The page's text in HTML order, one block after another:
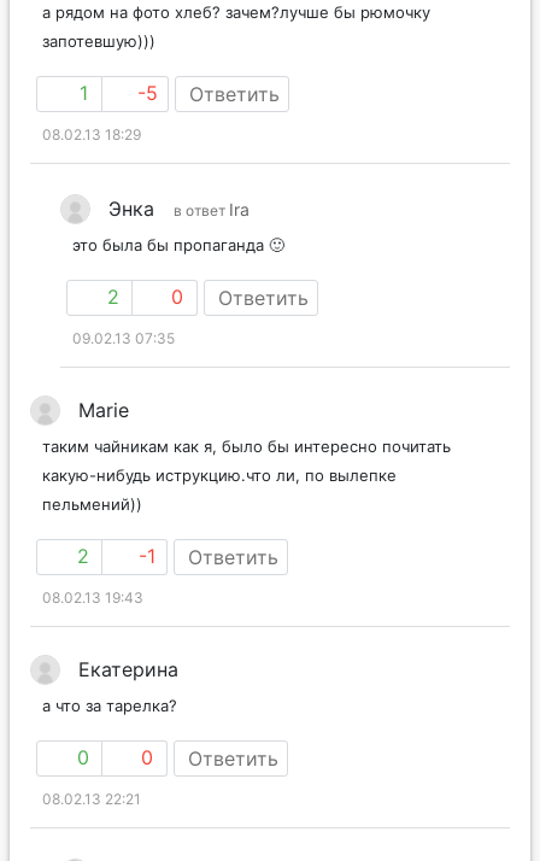
а рядом на фото хлеб? зачем?лучше бы рюмочку
запотевшую)))
1 -5 Ответить
08.02.13 18:29
Энка в ответ Ira
это была бы пропаганда 🙂
2 0 Ответить
09.02.13 07:35
Marie
таким чайникам как я, было бы интересно почитать
какую-нибудь иструкцию.что ли, по вылепке
пельмений))
2 -1 Ответить
08.02.13 19:43
Екатерина
а что за тарелка?
0 0 Ответить
08.02.13 22:21